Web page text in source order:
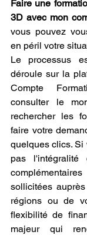
Faire une
3D avec mon
vous pouvez
en péril votre
Le processus
déroule sur la
Compte
consulter le
rechercher les
faire votre
quelques clics. Si
pas
sollicitées
régions ou de
flexibilité de
majeur qui